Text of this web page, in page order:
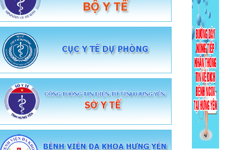
Đăng ký lấy mẫu xét nghiệm
Cổng tra cứu sức khỏe toàn dân
Tra cứu thuốc
Hệ thống Methadone
Giám định Bảo hiểm y tế